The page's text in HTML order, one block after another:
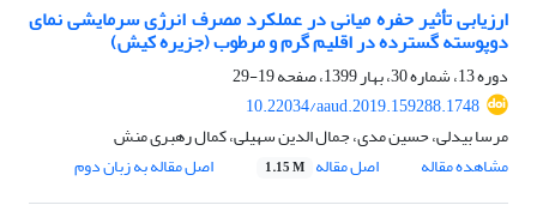
ارزیابی تأثیر حفره میانی در عملکرد مصرف انرژی سرمایشی نمای
دوپوسته گسترده در اقلیم گرم و مرطوب (جزیره کیش)
دوره 13، شماره 30، بهار 1399، صفحه
19-29
10.22034/aaud.2019.159288.1748
مرسا بیدلی، حسین مدی، جمال الدین سهیلی، کمال رهبری منش
مشاهده مقاله
اصل مقاله 1.15 M اصل مقاله به زبان دوم